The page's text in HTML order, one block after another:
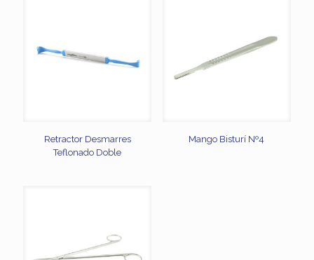
Retractor Desmarres
Teflonado Doble
Mango Bisturí Nº4